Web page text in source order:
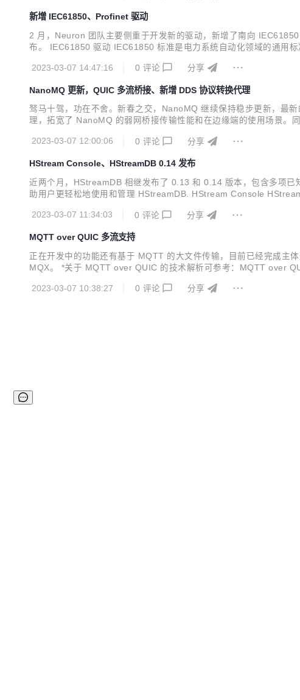
新增 IEC61850、Profinet 驱动
2 月，Neuron 团队主要侧重于开发新的驱动，新增了南向
布。 IEC61850 驱动 IEC61850 标准是电力系统自动化领域的通用
2023-03-07 14:47:16
0 评论 分享
NanoMQ 更新，QUIC 多流桥接、新增 DDS 协议转换代理
驽马十驾，功在不舍。新春之交，NanoMQ 继续保持稳步更新，最
理，拓宽了 NanoMQ 的弱网桥接传输性能和在边缘端的使用场景。
2023-03-07 12:00:06
0 评论 分享
HStream Console、HStreamDB 0.14 发布
近两个月，HStreamDB 相继发布了 0.13 和 0.14 版本，包含多项
助用户更轻松地使用和管理 HStreamDB. HStream Console
2023-03-07 11:34:03
0 评论 分享
MQTT over QUIC 多流支持
正在开发中的功能还有基于 MQTT 的大文件传输，目前已经完成主
MQX。 *关于 MQTT over QUIC 的技术解析可参考：MQTT over
2023-03-07 10:38:27
0 评论 分享